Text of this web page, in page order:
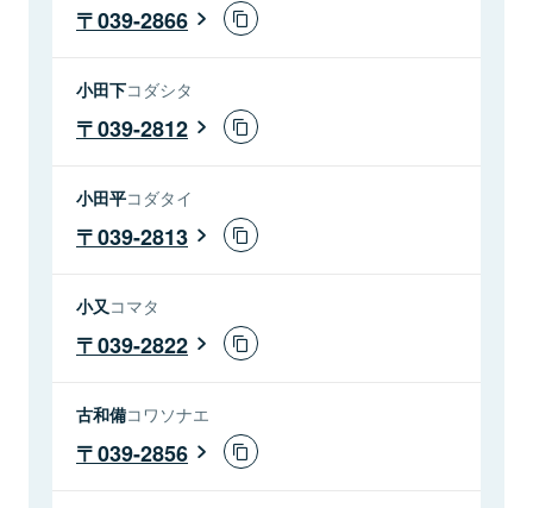
039-2866
小田下コダシタ
039-2812
小田平コダタイ
039-2813
小又 コマタ
039-2822
古和備コワソナエ
039-2856